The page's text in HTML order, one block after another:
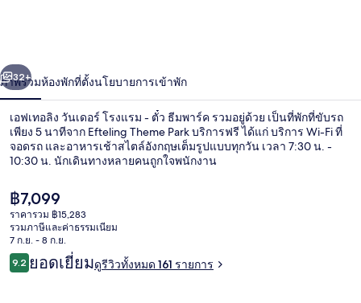
เด
อร์
โรงแรม
ตั๋ว
ธีม
พาร์
า
ถัดไป
32+
ภาพรวมห้องพักที่ตั้งนโยบายการเข้าพัก
เอฟเทอลิง วันเดอร์ โรงแรม - ตั๋ว ธีมพาร์ค รวมอยู่ด้วย เป็นที่พักที่ขับรถ
เพียง 5 นาทีจาก Efteling Theme Park บริการฟรี ได้แก่ บริการ Wi-Fi ที่
จอดรถ และอาหารเช้าสไตล์อังกฤษเต็มรูปแบบทุกวัน เวลา 7:30 น. -
10:30 น. นักเดินทางหลายคนถูกใจพนักงาน
ราคา
ปัจจุบัน
฿7,099
฿7,099
ราคารวม ฿15,283
รวมภาษีและค่าธรรมเนียม
7 ก.ย. - 8 ก.ย.
รีวิว
9.29.2 จาก 10
ยอดเยี่ยมดูรีวิวทั้งหมด 161 รายการ